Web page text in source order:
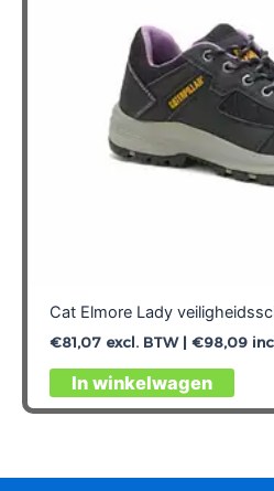
Cat Elmore Lady
€81,07excl. BTW | €98,09
In winkelwagen
Dit